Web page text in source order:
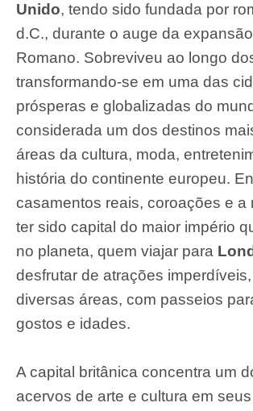
Unido, tendo sido fundada por
d.C., durante o auge da
Romano. Sobreviveu ao longo
transformando-se em uma das
prósperas e globalizadas do
considerada um dos destinos
áreas da cultura, moda,
história do continente europeu.
casamentos reais, coroações e a
ter sido capital do maior império
no planeta, quem viajar para
desfrutar de atrações
diversas áreas, com passeios
gostos e idades.
A capital britânica concentra um
acervos de arte e cultura em